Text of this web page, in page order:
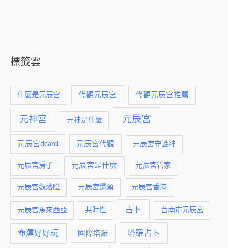
標籤雲
什麼是元辰宮 代觀元辰宮 代觀元辰宮推薦
元神宮 元神是什麼 元辰宮
元辰宮dcard 元辰宮代觀 元辰宮守護神
元辰宮房子 元辰宮是什麼 元辰宮管家
元辰宮觀落陰 元辰宮還願 元辰宮香港
元辰宮馬來西亞 共時性 占卜 台南市元辰宮
命運好好玩 國際塔羅 塔羅占卜